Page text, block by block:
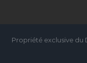
Propriété exclusive du